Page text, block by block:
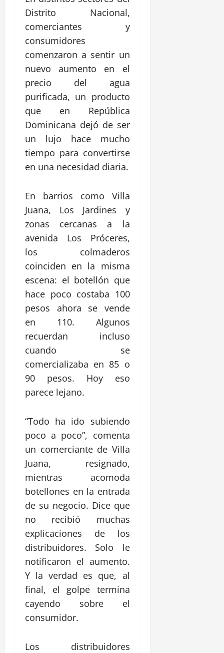
Distrito Nacional,
comerciantes y
consumidores
comenzaron a sentir un
nuevo aumento en el
precio del agua
purificada, un producto
que en República
Dominicana dejó de ser
un lujo hace mucho
tiempo para convertirse
en una necesidad diaria.
En barrios como Villa
Juana, Los Jardines y
zonas cercanas a la
avenida Los Próceres,
los colmaderos
coinciden en la misma
escena: el botellón que
hace poco costaba 100
pesos ahora se vende
en 110. Algunos
recuerdan incluso
cuando se
comercializaba en 85 o
90 pesos. Hoy eso
parece lejano.
“Todo ha ido subiendo
poco a poco”, comenta
un comerciante de Villa
Juana, resignado,
mientras acomoda
botellones en la entrada
de su negocio. Dice que
no recibió muchas
explicaciones de los
distribuidores. Solo le
notificaron el aumento.
Y la verdad es que, al
final, el golpe termina
cayendo sobre el
consumidor.
Los distribuidores